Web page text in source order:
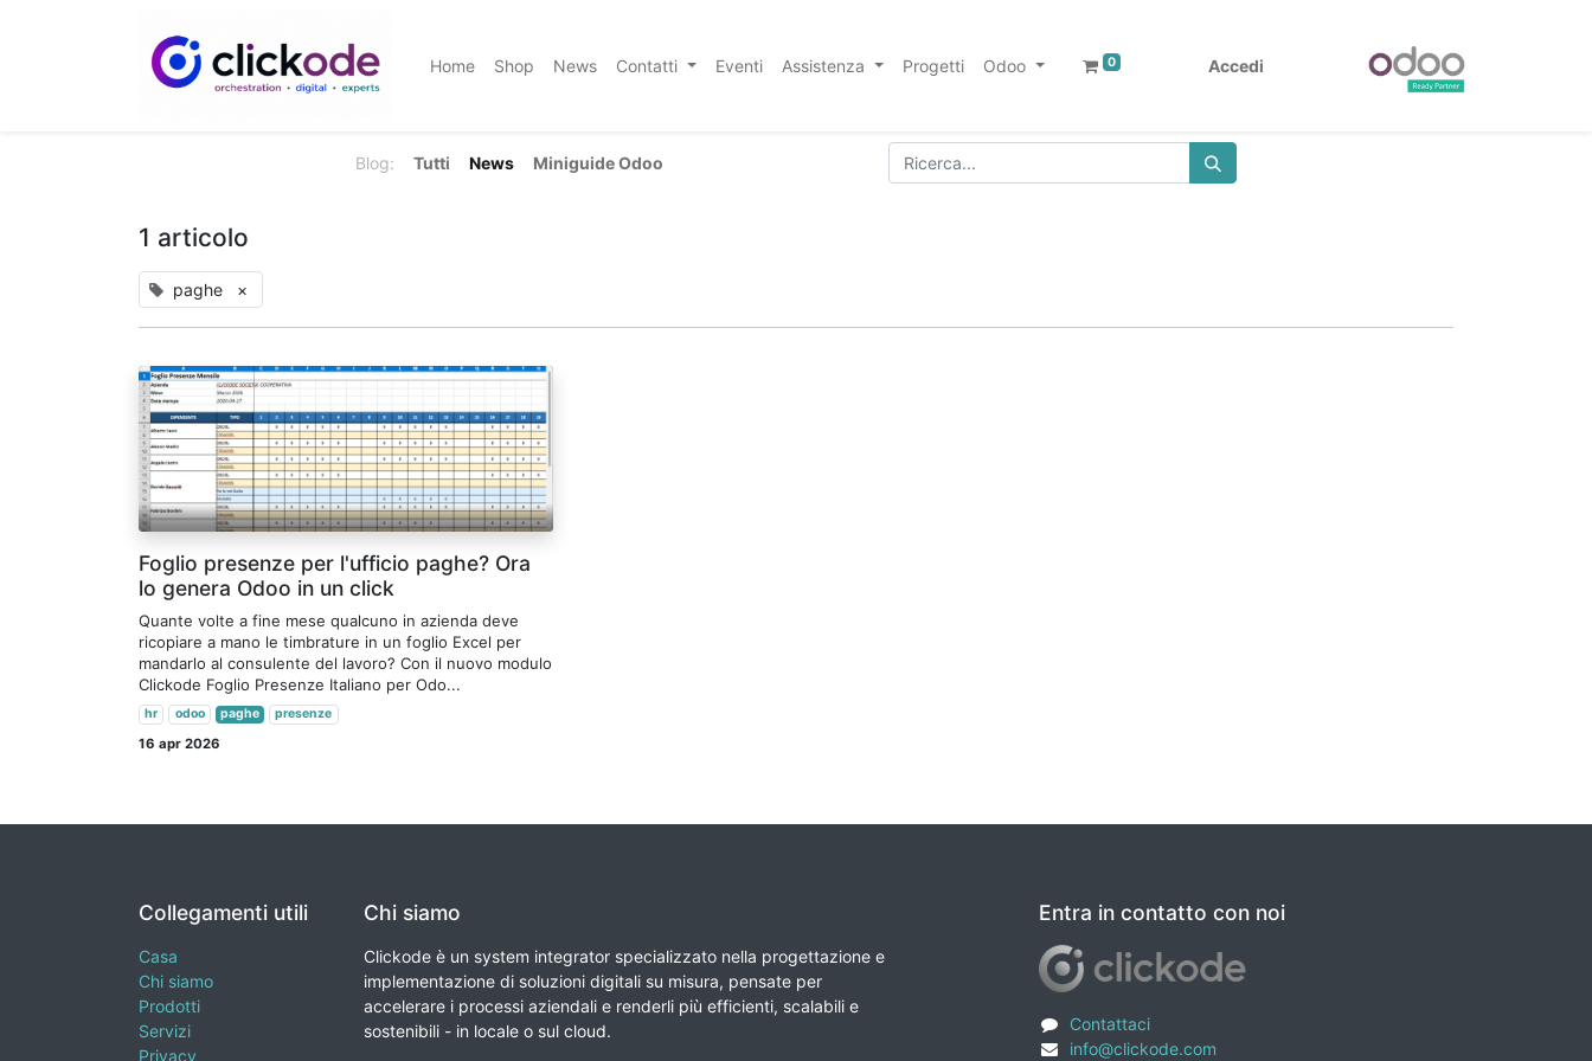
Home Shop News Contatti Eventi Assistenza Progetti Odoo 0 Accedi
Blog: Tutti News Miniguide Odoo
1 articolo
paghe ×
Foglio presenze per l'ufficio paghe? Ora
lo genera Odoo in un click
Quante volte a fine mese qualcuno in azienda deve
ricopiare a mano le timbrature in un foglio Excel per
mandarlo al consulente del lavoro? Con il nuovo modulo
Clickode Foglio Presenze Italiano per Odo...
hr odoo paghe presenze
16 apr 2026
Collegamenti utili
Casa
Chi siamo
Prodotti
Servizi
Privacy
Chi siamo
Clickode è un system integrator specializzato nella progettazione e
implementazione di soluzioni digitali su misura, pensate per
accelerare i processi aziendali e renderli più efficienti, scalabili e
sostenibili - in locale o sul cloud.
Entra in contatto con noi
Contattaci
info@clickode.com